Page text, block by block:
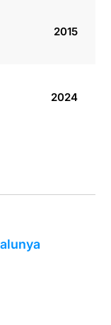
2015
2024